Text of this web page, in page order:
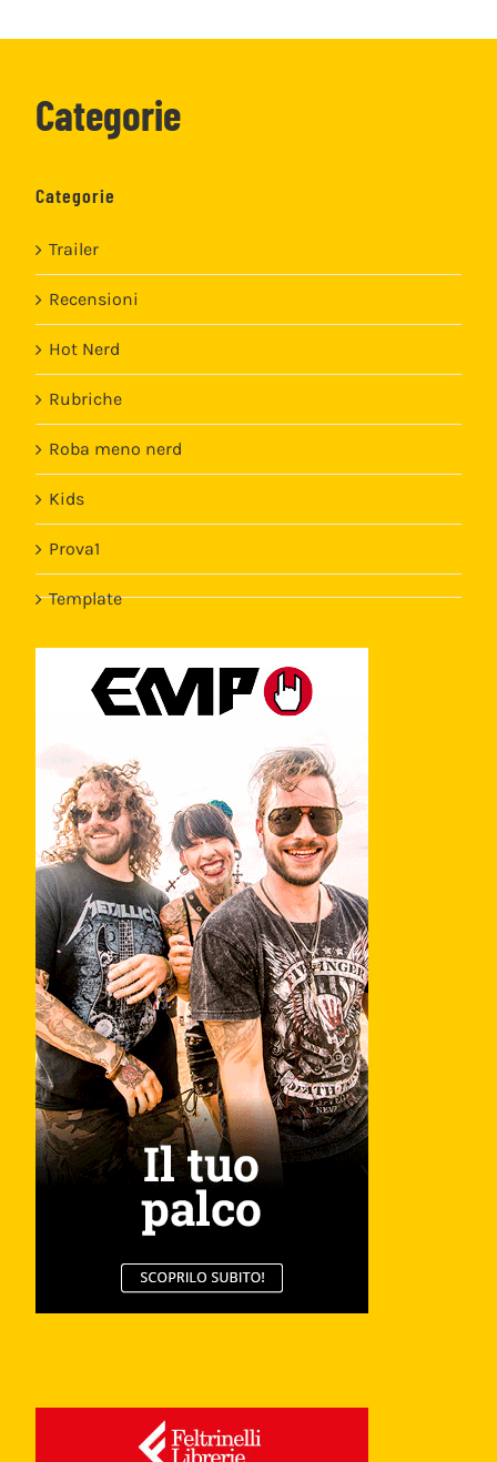
Categorie
Categorie
Trailer
Recensioni
Hot Nerd
Rubriche
Roba meno nerd
Kids
Prova1
Template